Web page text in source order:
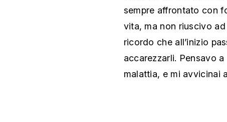
sempre affrontato con
vita, ma non riuscivo
ricordo che all’inizio
accarezzarli. Pensavo
malattia, e mi avvicinai